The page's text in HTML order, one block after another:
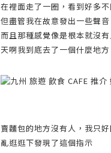
在裡面走了一圈，看到好多
但盡管我在故意發出一些聲
而且那種感覺像是根本就沒
天啊我到底去了一個什麼地方
賣麵包的地方沒有人，我只
亂逛逛下發現了這個指示